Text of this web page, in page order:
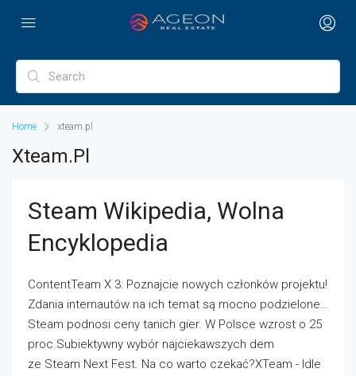
Home xteam.pl
Xteam.pl
Steam Wikipedia, Wolna
Encyklopedia
ContentTeam X 3: Poznajcie nowych członków projektu!
Zdania internautów na ich temat są mocno podzielone…
Steam podnosi ceny tanich gier. W Polsce wzrost o 25
proc.Subiektywny wybór najciekawszych dem
ze Steam Next Fest. Na co warto czekać?XTeam - Idle